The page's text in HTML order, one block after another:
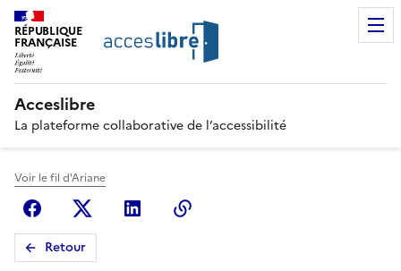
RÉPUBLIQUE
FRANÇAISE
Acceslibre
La plateforme collaborative de l’accessibilité
Voir le fil d'Ariane
FacebookX (anciennement Twitter)
Linkedin
Retour